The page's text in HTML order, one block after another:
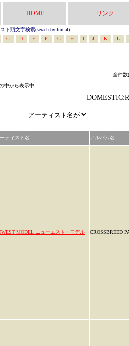
HOME リンク
ト頭文字検索(serach by Initial)
C
D E F G H I J K L
全件数
中から表示中
ティスト名 アルバム名
MODEL ニューエスト・モデル CROSSBREED